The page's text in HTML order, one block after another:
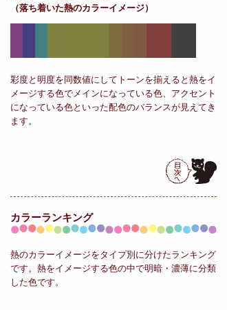
（落ち着いた熱のカラーイメージ）
彩度と明度を同数値にしてトーンを揃えると熱をイ
メージする色でメインになっている色、アクセント
になっている色といった配色のバランスが見えてき
ます。
カラーランキング
熱のカラーイメージをタイプ別に分けたランキング
です。熱をイメージする色の中で明暗・濃薄に分類
した色です。